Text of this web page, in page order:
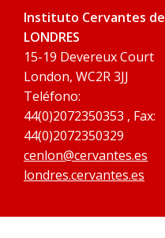
Instituto Cervantes de
LONDRES
15-19 Devereux Court
London, WC2R 3JJ
Teléfono:
44(0)2072350353 , Fax:
44(0)2072350329
cenlon@cervantes.es
londres.cervantes.es